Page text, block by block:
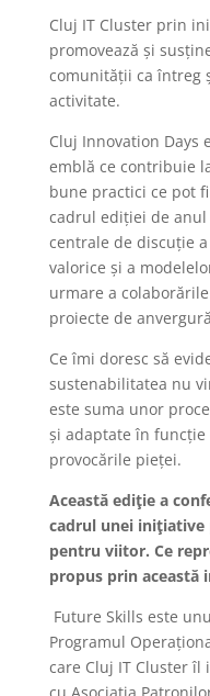
Cluj IT Cluster prin
promovează și
comunității ca întreg
activitate.
Cluj Innovation Days
emblă ce contribuie
bune practici ce pot
cadrul ediției de
centrale de discuție
valorice și a
urmare a
proiecte de
Ce îmi doresc să
sustenabilitatea nu
este suma unor
și adaptate în funcție
provocările pieței.
Această ediţie a
cadrul unei
pentru viitor. Ce
propus prin această
Future Skills este
Programul
care Cluj IT Cluster